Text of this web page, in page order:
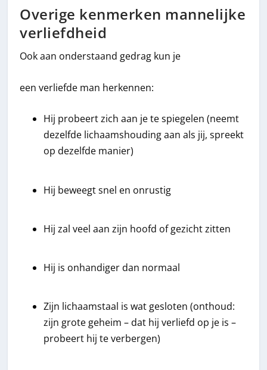
Overige kenmerken mannelijke
verliefdheid
Ook aan onderstaand gedrag kun je
een verliefde man herkennen:
Hij probeert zich aan je te spiegelen (neemt
dezelfde lichaamshouding aan als jij, spreekt
op dezelfde manier)
Hij beweegt snel en onrustig
Hij zal veel aan zijn hoofd of gezicht zitten
Hij is onhandiger dan normaal
Zijn lichaamstaal is wat gesloten (onthoud:
zijn grote geheim – dat hij verliefd op je is –
probeert hij te verbergen)